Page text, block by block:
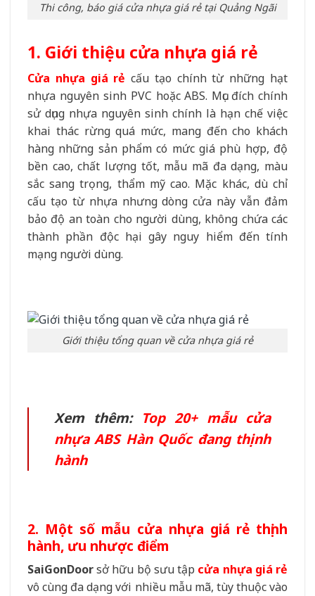
Thi công, báo giá cửa nhựa giá rẻ tại Quảng Ngãi
1. Giới thiệu cửa nhựa giá rẻ
Cửa nhựa giá rẻ cấu tạo chính từ những hạt
nhựa nguyên sinh PVC hoặc ABS. Mục đích chính
sử dụng nhựa nguyên sinh chính là hạn chế việc
khai thác rừng quá mức, mang đến cho khách
hàng những sản phẩm có mức giá phù hợp, độ
bền cao, chất lượng tốt, mẫu mã đa dạng, màu
sắc sang trọng, thẩm mỹ cao. Mặc khác, dù chỉ
cấu tạo từ nhựa nhưng dòng cửa này vẫn đảm
bảo độ an toàn cho người dùng, không chứa các
thành phần độc hại gây nguy hiểm đến tính
mạng người dùng.
Giới thiệu tổng quan về cửa nhựa giá rẻ
Xem thêm: Top 20+ mẫu cửa
nhựa ABS Hàn Quốc đang thịnh
hành
2. Một số mẫu cửa nhựa giá rẻ thịnh
hành, ưu nhược điểm
SaiGonDoorsở hữu bộ sưu tập cửa nhựa giá rẻ
vô cùng đa dạng với nhiều mẫu mã, tùy thuộc vào